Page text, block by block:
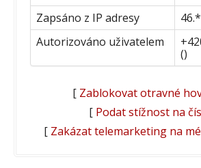
Zapsáno z IP adresy
Autorizováno uživatelem
()
[ Zablokovat otravné
[ Podat stížnost na
[ Zakázat telemarketing na